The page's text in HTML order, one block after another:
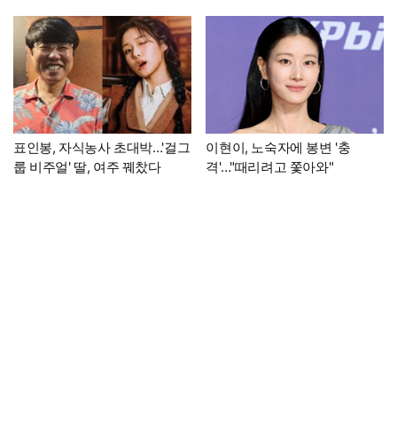
표인봉, 자식농사 초대박…'걸그
룹 비주얼' 딸, 여주 꿰찼다
이현이, 노숙자에 봉변 '충
격'…"때리려고 쫓아와"